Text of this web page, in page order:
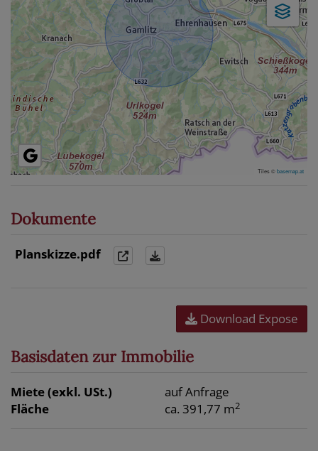
Tiles ©basemap.at
Dokumente
Planskizze.pdf
Download Expose
Basisdaten zur Immobilie
Miete (exkl. USt.)
auf Anfrage
Fläche
ca. 391,77 m2